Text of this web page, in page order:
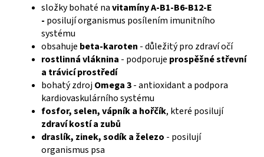
složky bohaté navitamíny A-B1-B6-B12-E
- posilují organismus posílením imunitního
systému
obsahuje beta-karoten - důležitý pro zdraví očí
rostlinná vláknina - podporuje prospěšné střevní
a trávicí prostředí
bohatý zdrojOmega 3- antioxidant a podpora
kardiovaskulárního systému
fosfor, selen, vápník a hořčík, které posilují
zdraví kostí a zubů
draslík, zinek, sodík a železo - posilují
organismus psa